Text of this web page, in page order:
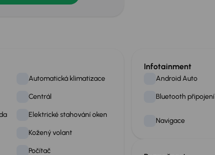
Automatická klimatizace
Centrál
Elektrické stahování oken
Kožený volant
Počítač
Infotainment
Android Auto
Bluetooth připojení
Navigace